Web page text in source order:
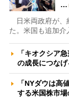
…
日米両政府が、
た。米国も追加
「キオクシア
の成長につな
「NYダウは高
する米国株市